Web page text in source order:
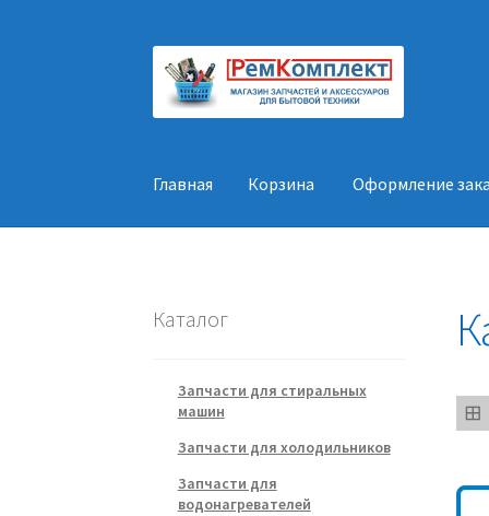
Перейти
навигации
Перейти
содержимому
Главная Корзина Оформление
Каталог
Запчасти для стиральных
машин
Запчасти для холодильников
Запчасти для
водонагревателей